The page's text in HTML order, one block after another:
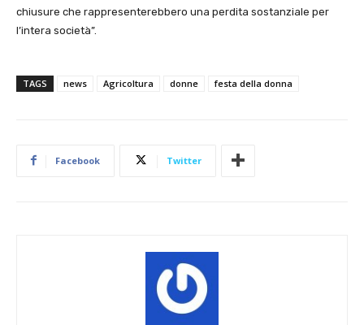
chiusure che rappresenterebbero una perdita sostanziale per
l’intera società”.
TAGS news Agricoltura donne festa della donna
Facebook Twitter